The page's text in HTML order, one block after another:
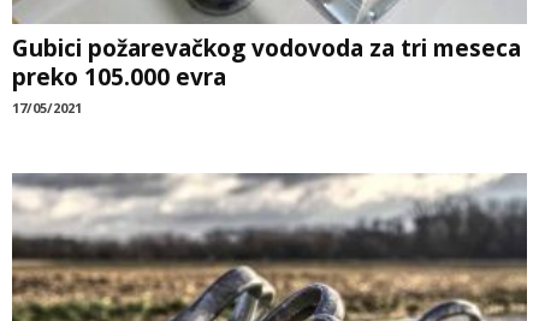
Gubici požarevačkog vodovoda za tri meseca
preko 105.000 evra
17/05/2021